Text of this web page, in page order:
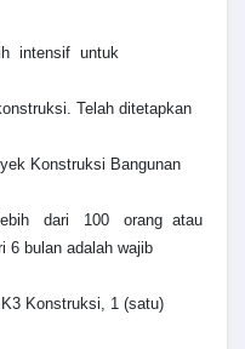
intensif untuk
Telah ditetapkan
Konstruksi Bangunan
dari 100 orang atau
6 bulan adalah wajib
Konstruksi, 1 (satu)